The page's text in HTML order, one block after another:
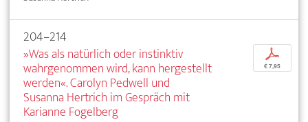
204–214
»Was als natürlich oder instinktiv
wahrgenommen wird, kann hergestellt
werden«. Carolyn Pedwell und
Susanna Hertrich im Gespräch mit
Karianne Fogelberg
p
€ 7,95